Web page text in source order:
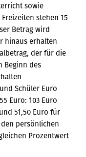
sowie
stehen 15
Betrag wird
hinaus erhalten
der für die
Beginn des
Schüler Euro
Euro: 103 Euro
51,50 Euro für
persönlichen
Prozentwert